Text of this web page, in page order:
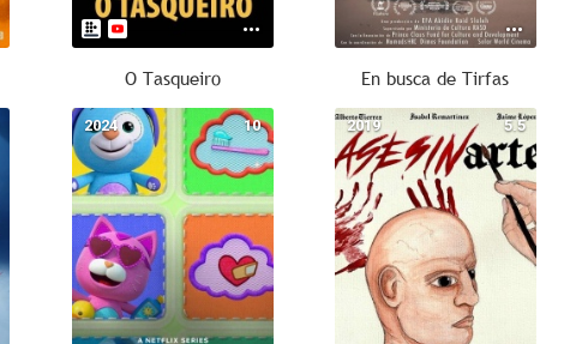
O Tasqueiro En busca de Tirfas
10
2024 5.5
2019